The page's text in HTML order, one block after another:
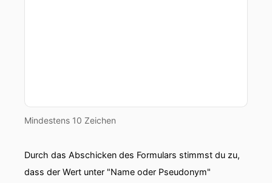
Mindestens 10 Zeichen
Durch das Abschicken des Formulars stimmst du zu,
dass der Wert unter "Name oder Pseudonym"